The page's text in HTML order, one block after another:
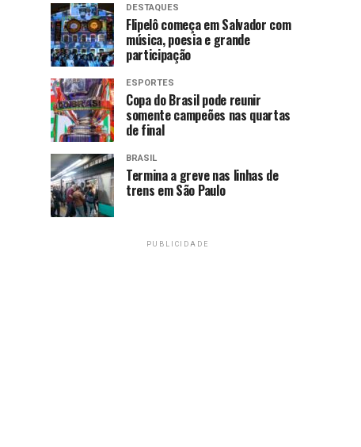
DESTAQUES
Flipelô começa em Salvador com
música, poesia e grande
participação
ESPORTES
Copa do Brasil pode reunir
somente campeões nas quartas
de final
BRASIL
Termina a greve nas linhas de
trens em São Paulo
PUBLICIDADE